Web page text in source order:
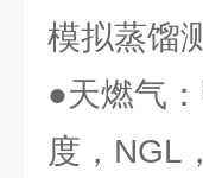
模拟蒸馏
●天燃气
度，NGL